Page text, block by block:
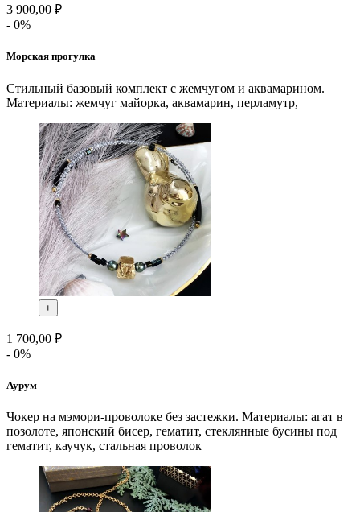
3 900,00 ₽
- 0%
Морская прогулка
Стильный базовый комплект с жемчугом и аквамарином.
Материалы: жемчуг майорка, аквамарин, перламутр,
+
1 700,00 ₽
- 0%
Аурум
Чокер на мэмори-проволоке без застежки. Материалы: агат в
позолоте, японский бисер, гематит, стеклянные бусины под
гематит, каучук, стальная проволок